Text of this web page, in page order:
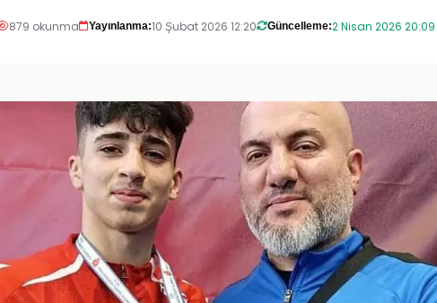
879 okunma Yayınlanma:10 Şubat 2026 12:20 Güncelleme:2 Nisan 2026 20:09